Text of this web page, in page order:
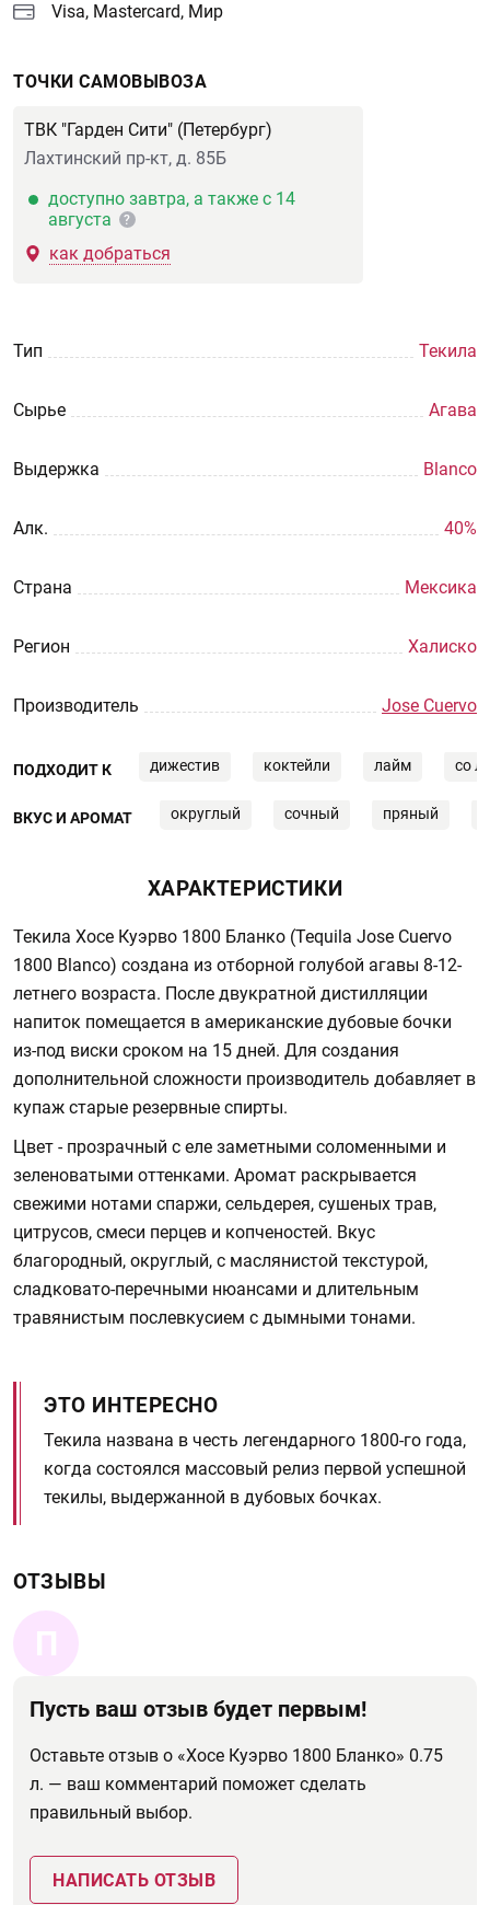
Visa, Mastercard, Мир
ТОЧКИ САМОВЫВОЗА
ТВК "Гарден Сити" (Петербург)
Лахтинский пр-кт, д. 85Б
доступно завтра, а также с 14
августа
?
как добраться
Тип Текила
Сырье Агава
Выдержка Blanco
Aлк. 40%
Страна Мексика
Регион Халиско
Производитель Jose Cuervo
ПОДХОДИТ К дижестив коктейли лайм со
ВКУС И АРОМАТ округлый сочный пряный
ХАРАКТЕРИСТИКИ
Текила Хосе Куэрво 1800 Бланко (Tequila Jose Cuervo
1800 Blanco) создана из отборной голубой агавы 8-12-
летнего возраста. После двукратной дистилляции
напиток помещается в американские дубовые бочки
из-под виски сроком на 15 дней. Для создания
дополнительной сложности производитель добавляет в
купаж старые резервные спирты.
Цвет - прозрачный с еле заметными соломенными и
зеленоватыми оттенками. Аромат раскрывается
свежими нотами спаржи, сельдерея, сушеных трав,
цитрусов, смеси перцев и копченостей. Вкус
благородный, округлый, с маслянистой текстурой,
сладковато-перечными нюансами и длительным
травянистым послевкусием с дымными тонами.
ЭТО ИНТЕРЕСНО
Текила названа в честь легендарного 1800-го года,
когда состоялся массовый релиз первой успешной
текилы, выдержанной в дубовых бочках.
ОТЗЫВЫ
П
Пусть ваш отзыв будет первым!
Оставьте отзыв о «Хосе Куэрво 1800 Бланко» 0.75
л. — ваш комментарий поможет сделать
правильный выбор.
НАПИСАТЬ ОТЗЫВ